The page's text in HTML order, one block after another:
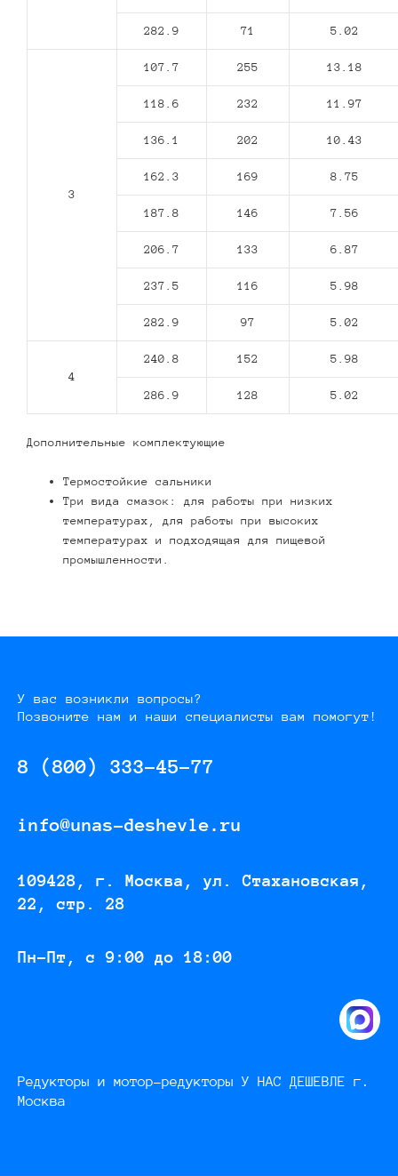
282.9 71 5.02
3
107.7 255 13.18
118.6 232 11.97
136.1 202 10.43
162.3 169 8.75
187.8 146 7.56
206.7 133 6.87
237.5 116 5.98
282.9 97 5.02
4
240.8 152 5.98
286.9 128 5.02
Дополнительные комплектующие
Термостойкие сальники
Три вида смазок: для работы при низких
температурах, для работы при высоких
температурах и подходящая для пищевой
промышленности.
У вас возникли вопросы?
Позвоните нам и наши специалисты вам помогут!
8 (800) 333-45-77
info@unas-deshevle.ru
109428, г. Москва, ул. Стахановская,
22, стр. 28
Пн-Пт, с 9:00 до 18:00
Редукторы и мотор-редукторы У НАС ДЕШЕВЛЕ г.
Москва